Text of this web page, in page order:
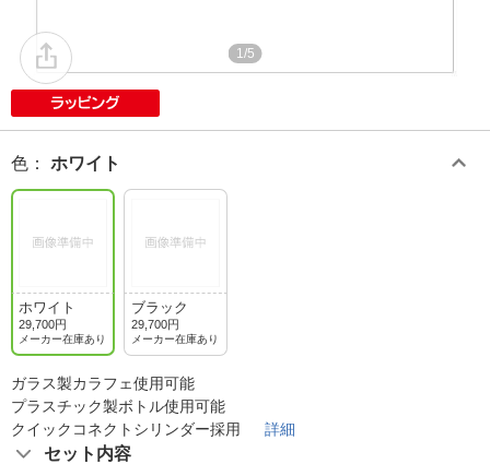
1/5
色 ： ホワイト
ホワイト
29,700円
メーカー在庫あり
ブラック
29,700円
メーカー在庫あり
ガラス製カラフェ使用可能
プラスチック製ボトル使用可能
クイックコネクトシリンダー採用 詳細
セット内容